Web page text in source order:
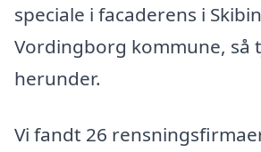
speciale i facaderens i
Vordingborg kommune, så
herunder.
Vi fandt 26